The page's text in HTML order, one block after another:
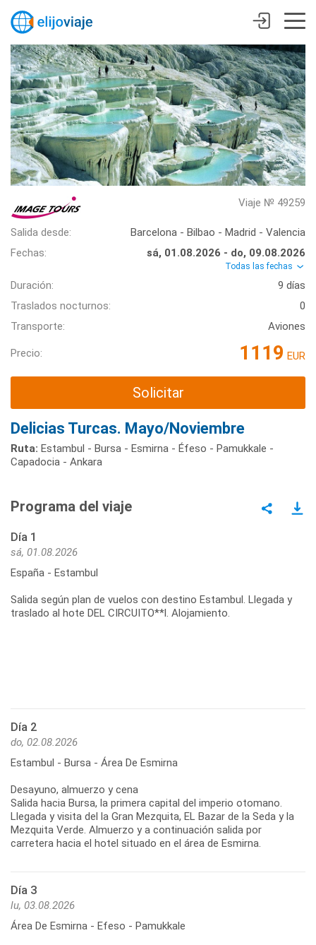
Viaje № 49259
Salida desde:
Barcelona - Bilbao - Madrid - Valencia
Fechas:
sá, 01.08.2026 - do, 09.08.2026
Todas las fechas
Duración:
9 días
Traslados nocturnos:
0
Transporte:
Aviones
Precio: 1119 EUR
Solicitar
Delicias Turcas. Mayo/Noviembre
Ruta: Estambul - Bursa - Esmirna - Éfeso - Pamukkale -
Capadocia - Ankara
Programa del viaje
Día 1
sá, 01.08.2026
España - Estambul
Salida según plan de vuelos con destino Estambul. Llegada y
traslado al hote DEL CIRCUITO**l. Alojamiento.
Día 2
do, 02.08.2026
Estambul - Bursa - Área De Esmirna
Desayuno, almuerzo y cena
Salida hacia Bursa, la primera capital del imperio otomano.
Llegada y visita del la Gran Mezquita, EL Bazar de la Seda y la
Mezquita Verde. Almuerzo y a continuación salida por
carretera hacia el hotel situado en el área de Esmirna.
Día 3
lu, 03.08.2026
Área De Esmirna - Efeso - Pamukkale